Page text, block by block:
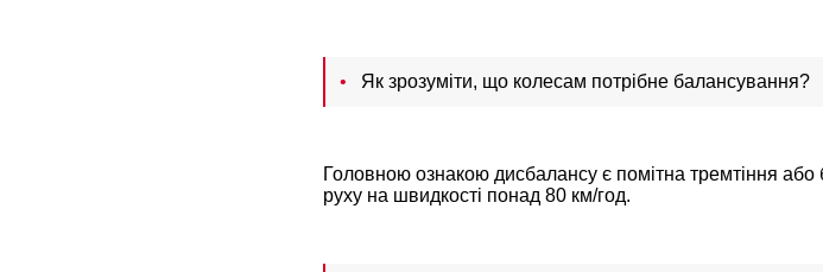
Як зрозуміти, що колесам потрібне балансування?
Головною ознакою дисбалансу є помітна тремтіння
руху на швидкості понад 80 км/год.